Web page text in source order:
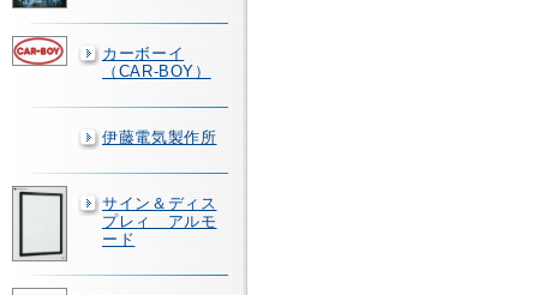
カーボーイ
（CAR-BOY）
伊藤電気製作所
サイン＆ディス
プレィ アルモ
ード